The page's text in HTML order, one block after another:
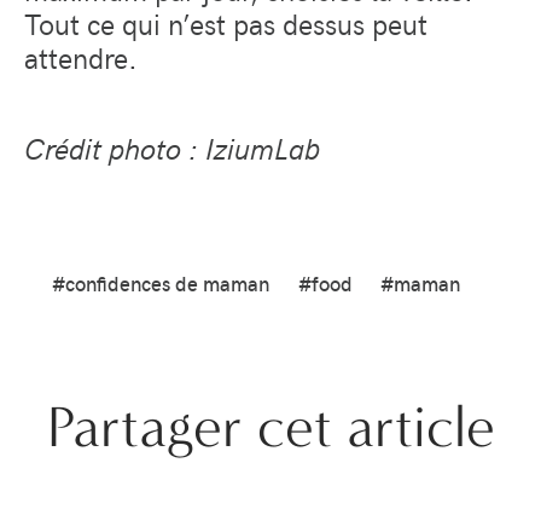
Tout ce qui n’est pas dessus peut
attendre.
Crédit photo : IziumLab
#confidences de maman #food #maman
Partager cet article